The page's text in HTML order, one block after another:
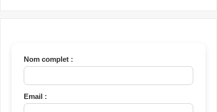
Nom complet :
Email :